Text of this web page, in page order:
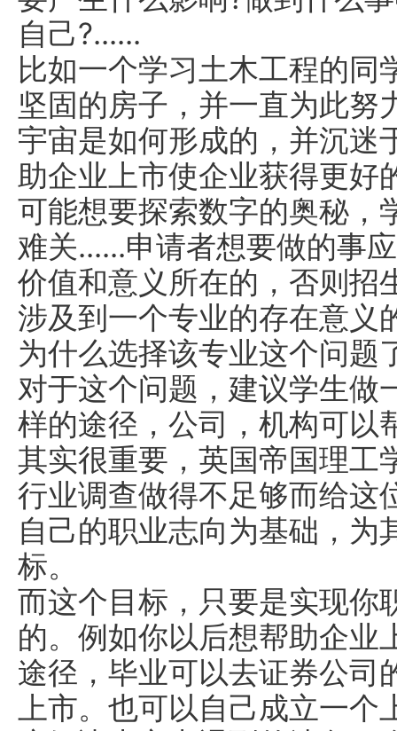
自己?......
比如一个学习土木工程的同
坚固的房子，并一直为此努
宇宙是如何形成的，并沉迷
助企业上市使企业获得更好
可能想要探索数字的奥秘，
难关......申请者想要做的事
价值和意义所在的，否则招
涉及到一个专业的存在意义
为什么选择该专业这个问题
对于这个问题，建议学生做
样的途径，公司，机构可以
其实很重要，英国帝国理工
行业调查做得不足够而给这
自己的职业志向为基础，为
标。
而这个目标，只要是实现你
的。例如你以后想帮助企业
途径，毕业可以去证券公司
上市。也可以自己成立一个